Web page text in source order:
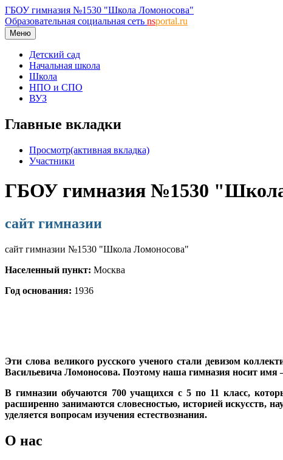
ГБОУ гимназия №1530 "Школа Ломоносова"
Образовательная социальная сеть nsportal.ru
Меню
Детский сад
Начальная школа
Школа
НПО и СПО
ВУЗ
Главные вкладки
Просмотр(активная вкладка)
Участники
ГБОУ гимназия №1530
сайт гимназии
сайт гимназии №1530 "Школа Ломоносова"
Населенный пункт: Москва
Год основания: 1936
Эти слова великого русского ученого стали девизом
Васильевича Ломоносова. Поэтому наша гимназия носит
В гимназии обучаются 700 учащихся с 5 по 11 класс,
расширенно занимаются словесностью, историей искусств,
уделяется вопросам изучения естествознания.
О нас